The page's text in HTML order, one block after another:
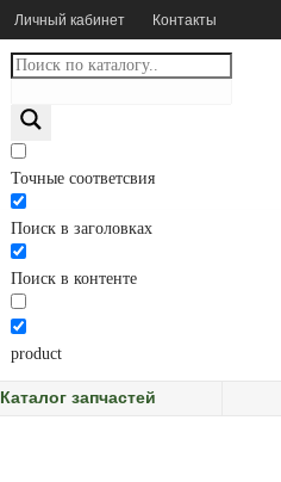
Личный кабинет Контакты
Точные соответсвия
Поиск в заголовках
Поиск в контенте
product
Каталог запчастей